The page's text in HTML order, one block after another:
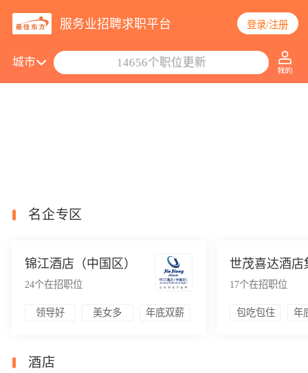
服务业招聘求职平台 登录/注册
城市
14656个职位更新
名企专区
锦江酒店（中国区）
24个在招职位
领导好 美女多 年底双薪
世茂喜达酒店
17个在招职位
包吃包住 年
酒店